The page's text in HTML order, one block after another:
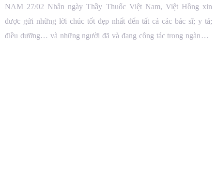
NAM 27/02 Nhân ngày Thầy Thuốc Việt Nam, Việt Hồng xin
được gửi những lời chúc tốt đẹp nhất đến tất cả các bác sĩ; y tá;
điều dưỡng… và những người đã và đang công tác trong ngành y.